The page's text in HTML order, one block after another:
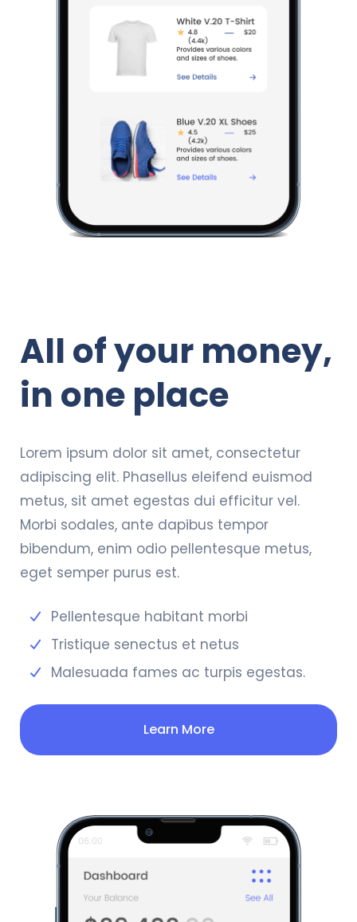
All of your money,
in one place
Lorem ipsum dolor sit amet, consectetur
adipiscing elit. Phasellus eleifend euismod
metus, sit amet egestas dui efficitur vel.
Morbi sodales, ante dapibus tempor
bibendum, enim odio pellentesque metus,
eget semper purus est.
Pellentesque habitant morbi
Tristique senectus et netus
Malesuada fames ac turpis egestas.
Learn More